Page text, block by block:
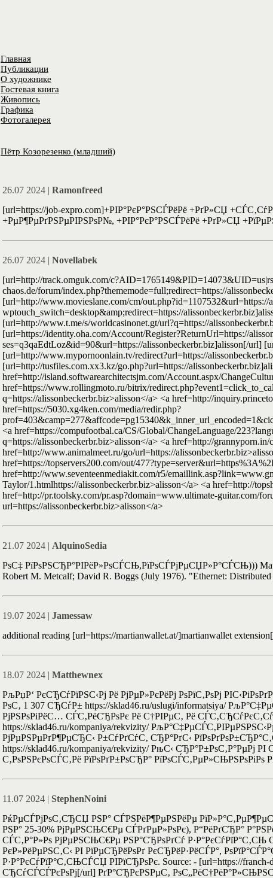
Главная
Публикации
О художнике
Гостевая книга
Живопись
Графика
Фотогалерея
Пётр Козорезенко (младший)
26.07 2024 | Ramonfreed
[url=https://job-expro.com]+РІР°РєР°РЅСЃРёРё +РґР»СЏ
+РµР¶РµРґРЅРµРІРЅРѕР№, +РІР°РєР°РЅСЃРёРё +РґР»СЏ
26.07 2024 | Novellabek
[url=http://track.omguk.com/
chaos.de/forum/index.php?thememode=full;redirect=https://
[url=http://www.movieslane.com/cm/
wptouch_switch=desktop&amp;redirect=https://
[url=http://www.t.me/s/worldcasinonet.gt/url?q=https://
[url=https://identity.oha.com/Account/Register?ReturnUrl=https://
ses=q3qaEdtLoz&id=90&url=https://alissonbeckerbr.biz]alisson[/url]
[url=http://www.mypornoonlain.tv/redirect?url=https://
[url=http://tusfiles.com.xx3.kz/go.php?url=https://
href=http://island.softwarearchitectsjm.com/Account.aspx/
href=https://www.rollingmoto.ru/bitrix/
q=https://alissonbeckerbr.biz>alisson</a> <a href=http://
href=https://5030.xg4ken.com/media/redir.php?
<a href=https://compufootbal.ca/CS/Global/ChangeLanguage/
q=https://alissonbeckerbr.biz>alisson</a> <a href=http://
href=http://www.animalmeet.ru/go/url=https://
href=https://topservers200.com/out/
href=http://www.seventeenmediakit.com/r5/
Taylor/1.htmlhttps://alissonbeckerbr.biz>alisson</a> <a href=http://
href=http://pr.toolsky.com/pr.asp?domain=www.ultimate-guitar.com/
url=https://alissonbeckerbr.biz>alisson</a>
21.07 2024 | AlquinoSedia
РѕС‡ РїРѕРЅСЂР°РІРёР»РѕСЃСЊ,РїРѕСЃРјРµСЏР»Р°СЃСЊ)))
Robert M. Metcalf; David R. Boggs (July 1976). "Ethernet:
19.07 2024 | Jamessaw
additional reading [url=https://martianwallet.at/]martianwallet
18.07 2024 | Matthewnex
РљРџР‘ РєСЂСѓРїРЅС‹Рј Рё РјРµР»РєРёРј РѕРїС‚РѕРј
РѕС‚ 1 307 СЂСѓР± https://sklad46.ru/uslugi/informatsiya/
РјРЅРѕРіРёС… СЃС‚РёСЂРѕРє Рё С†РІРµС‚ Рё
https://sklad46.ru/kompaniya/rekvizity/
РјРµРЅРµРґР¶РµСЂС‹ Р±СѓРґСѓС‚ СЂР°РґС‹
https://sklad46.ru/kompaniya/rekvizity/ РњС‹
С‚РѕРЅРєРѕСЃС‚Рё РїРѕРґР±РѕСЂР°
11.07 2024 | StephenNoini
РќРµСЃРјРѕС‚СЂСЏ РЅР° СЃРЅРёР¶РµРЅРёРµ
РЅР° 25-30% РјРµРЅСЊС€Рµ СЃРґРµР»РѕРє), Р“РёРґСЂР°
СЃС‚Р°Р»Рѕ РјРµРЅСЊС€Рµ РЅР°СЂРѕРґСѓ Р·Р°РєСѓРїР°С‚СЊ
РєР»РёРµРЅС‚С‹ РІ РїРµСЂРёРѕРґ РєСЂРёР·РёСЃР°,
Р·Р°РєСѓРїР°С‚СЊСЃСЏ РІРїСЂРѕРє. Source: - [url=https://
СЂСѓСЃСЃРєРѕРј[/url] РґР°СЂРєРЅРµС‚